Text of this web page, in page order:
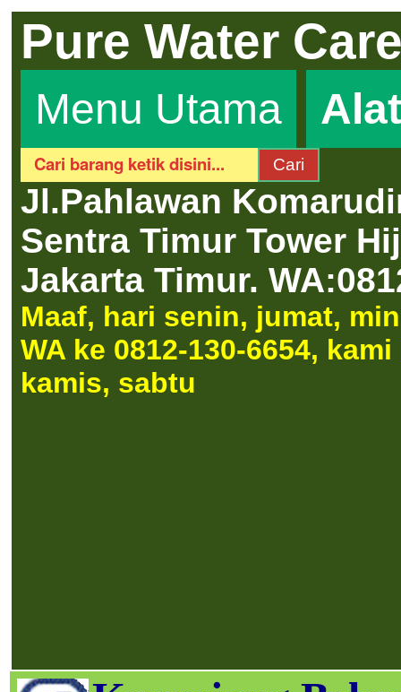
Pure Water
Menu Utama
Jl.Pahlawan
Sentra Timur Tower
Jakarta Timur.
Maaf, hari senin, jumat,
WA ke 0812-130-6654,
kamis, sabtu